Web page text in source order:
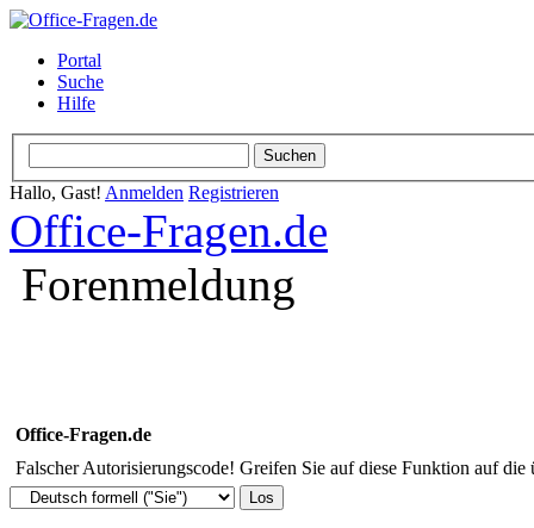
Portal
Suche
Hilfe
Hallo, Gast! Anmelden Registrieren
Office-Fragen.de
Forenmeldung
Office-Fragen.de
Falscher Autorisierungscode! Greifen Sie auf diese Funktion auf